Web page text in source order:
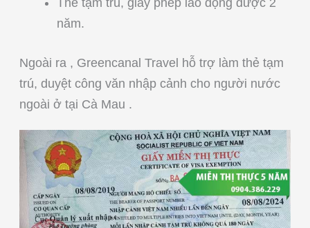
Thẻ tạm trú, giấy phép lao động được 2
năm.
Ngoài ra , Greencanal Travel hỗ trợ làm thẻ tạm
trú, duyệt công văn nhập cảnh cho người nước
ngoài ở tại Cà Mau .